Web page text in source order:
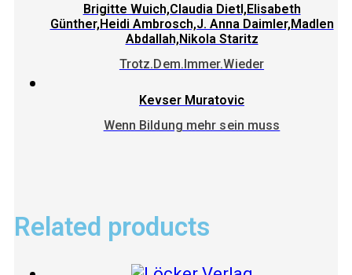
Brigitte Wuich,Claudia Dietl,Elisabeth
Günther,Heidi Ambrosch,J. Anna Daimler,Madlen
Abdallah,Nikola Staritz
Trotz.Dem.Immer.Wieder
Kevser Muratovic
Wenn Bildung mehr sein muss
Related products